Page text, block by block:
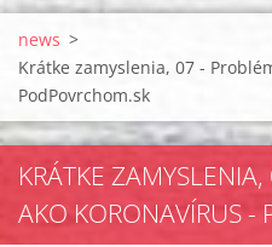
news >
Krátke zamyslenia, 07 -
PodPovrchom.sk
KRÁTKE
AKO KORONAVÍRUS -